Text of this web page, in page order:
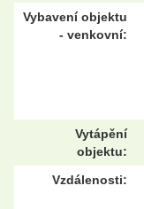
Vybavení objektu
- venkovní:
Vytápění
objektu:
Vzdálenosti: